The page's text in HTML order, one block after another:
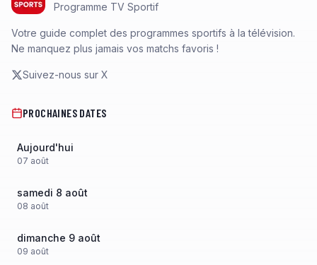
Programme TV Sportif
Votre guide complet des programmes sportifs à la télévision.
Ne manquez plus jamais vos matchs favoris !
Suivez-nous sur X
PROCHAINES DATES
Aujourd'hui
07 août
samedi 8 août
08 août
dimanche 9 août
09 août